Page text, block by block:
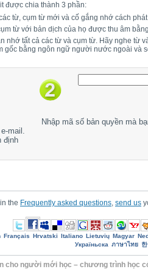
được chia thành 3 phần:
từ, cụm từ mới và cố gắng nhớ cách
từ với bản dịch của họ được thu âm
nhớ tất cả các từ và cụm từ. Hãy nghe
gốc bằng ngôn ngữ người nước ngoài và
mail.
định
Nhập mã số bản quyền mà
the Frequently asked questions send us
Français Hrvatski Italiano Lietuvių Magyar
Україньска ภาษาไทย 한
cho người mới học – chương trình học